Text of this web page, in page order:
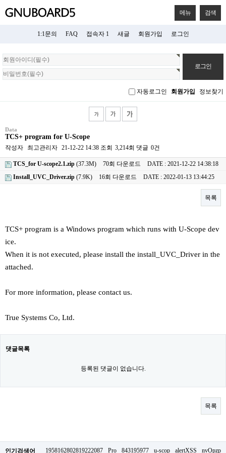
메뉴 검색
1:1문의 FAQ 접속자 1 새글 회원가입 로그인
회
원
로
자동로그인 회원가입 정보찾기
Data
TCS+ program for U-Scope
작성자 최고관리자 21-12-22 14:38 조회 3,214회 댓글 0건
TCS_for U-scope2.1.zip (37.3M) 70회 다운로드
DATE : 2021-12-22 14:38:18
Install_UVC_Driver.zip (7.9K) 16회 다운로드 DATE : 2022-01-13 13:44:25
목록
TCS+ program is a Windows program which runs with U-Scope dev
ice.
When it is not executed, please install the install_UVC_Driver in the
attached.
For more information, please contact us.
True Systems Co, Ltd.
댓글목록
등록된 댓글이 없습니다.
목록
인기검색어 1958162802819222087 Pro 843195977 u-scop alertXSS nvOpzp